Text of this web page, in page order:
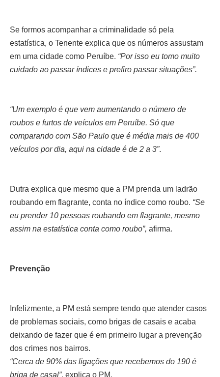
Se formos acompanhar a criminalidade só pela
estatística, o Tenente explica que os números assustam
em uma cidade como Peruíbe. “Por isso eu tomo muito
cuidado ao passar índices e prefiro passar situações”.
“Um exemplo é que vem aumentando o número de
roubos e furtos de veículos em Peruíbe. Só que
comparando com São Paulo que é média mais de 400
veículos por dia, aqui na cidade é de 2 a 3”.
Dutra explica que mesmo que a PM prenda um ladrão
roubando em flagrante, conta no índice como roubo. “Se
eu prender 10 pessoas roubando em flagrante, mesmo
assim na estatística conta como roubo”, afirma.
Prevenção
Infelizmente, a PM está sempre tendo que atender casos
de problemas sociais, como brigas de casais e acaba
deixando de fazer que é em primeiro lugar a prevenção
dos crimes nos bairros.
“Cerca de 90% das ligações que recebemos do 190 é
briga de casal”, explica o PM.